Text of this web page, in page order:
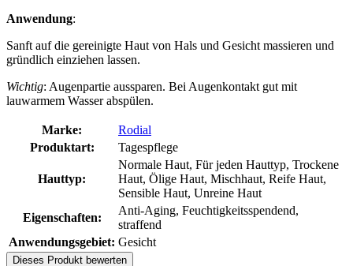
Anwendung:
Sanft auf die gereinigte Haut von Hals und Gesicht massieren und
gründlich einziehen lassen.
Wichtig: Augenpartie aussparen. Bei Augenkontakt gut mit
lauwarmem Wasser abspülen.
Marke:
Rodial
Produktart:
Tagespflege
Hauttyp:
Normale Haut, Für jeden Hauttyp, Trockene
Haut, Ölige Haut, Mischhaut, Reife Haut,
Sensible Haut, Unreine Haut
Eigenschaften:
Anti-Aging, Feuchtigkeitsspendend,
straffend
Anwendungsgebiet: Gesicht
Dieses Produkt bewerten